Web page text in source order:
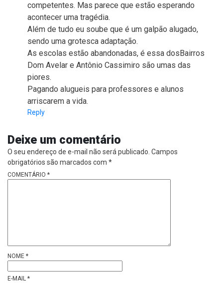
competentes. Mas parece que estão esperando
acontecer uma tragédia.
Além de tudo eu soube que é um galpão alugado,
sendo uma grotesca adaptação.
As escolas estão abandonadas, é essa dosBairros
Dom Avelar e Antônio Cassimiro são umas das
piores.
Pagando alugueis para professores e alunos
arriscarem a vida.
Reply
Deixe um comentário
O seu endereço de e-mail não será publicado. Campos
obrigatórios são marcados com *
COMENTÁRIO *
NOME *
E-MAIL *